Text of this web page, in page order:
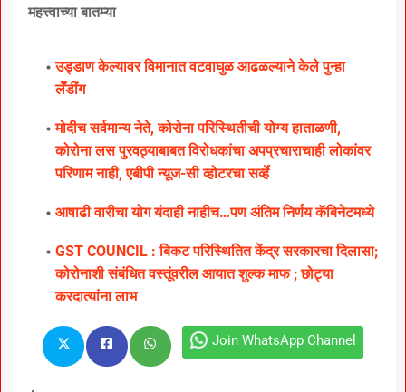
महत्त्वाच्या बातम्या
उड्डाण केल्यावर विमानात वटवाघुळ आढळल्याने केले पुन्हा
लॅँडींग
मोदीच सर्वमान्य नेते, कोरोना परिस्थितीची योग्य हाताळणी,
कोरोना लस पुरवठ्याबाबत विरोधकांचा अपप्रचाराचाही लोकांवर
परिणाम नाही, एबीपी न्यूज-सी व्होटरचा सर्व्हे
आषाढी वारीचा योग यंदाही नाहीच…पण अंतिम निर्णय कॅबिनेटमध्ये
GST COUNCIL : बिकट परिस्थितित केंद्र सरकारचा दिलासा;
कोरोनाशी संबंधित वस्तूंवरील आयात शुल्क माफ ; छोट्या
करदात्यांना लाभ
Join WhatsApp Channel